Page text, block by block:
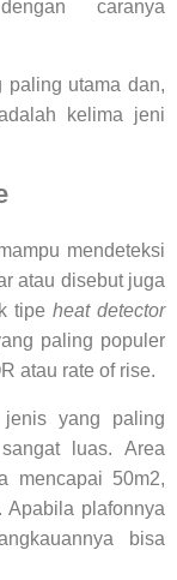
caranya
paling utama dan,
kelima jeni
mendeteksi
atau disebut juga
tipe heat detector
paling populer
atau rate of rise.
yang paling
luas. Area
mencapai 50m2,
Apabila plafonnya
bisa